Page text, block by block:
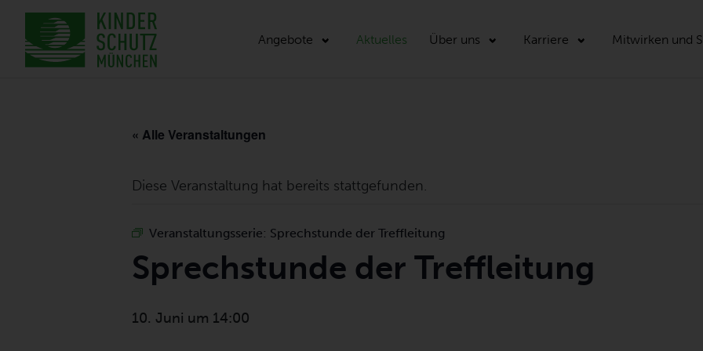
Angebote Aktuelles Über uns Karriere Mitwirken und
« Alle Veranstaltungen
Diese Veranstaltung hat bereits stattgefunden.
Veranstaltungsserie: Sprechstunde der Treffleitung
Sprechstunde der Treffleitung
10. Juni um 14:00